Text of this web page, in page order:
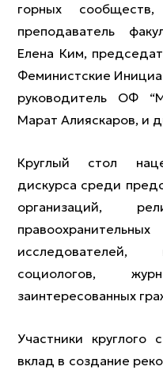
горных
преподаватель
Елена Ким,
Феминистские
руководитель ОФ
Марат Алияскаров, и
Круглый стол
дискурса среди
организаций,
исследователей,
социологов,
заинтересованных
Участники круглого
вклад в создание